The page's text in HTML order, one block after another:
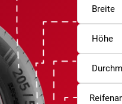
Breite
Höhe